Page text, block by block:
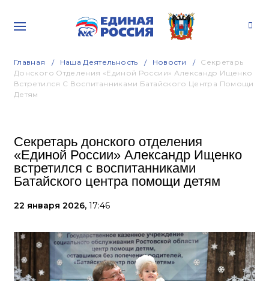
Главная Наша Деятельность Новости
Секретарь
Донского Отделения «Единой России» Александр Ищенко
Встретился С Воспитанниками Батайского Центра Помощи
Детям
Секретарь донского отделения
«Единой России» Александр Ищенко
встретился с воспитанниками
Батайского центра помощи детям
22 января 2026, 17:46